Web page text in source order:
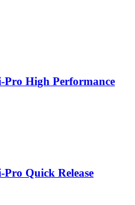
Pro High Performance
Quick Release